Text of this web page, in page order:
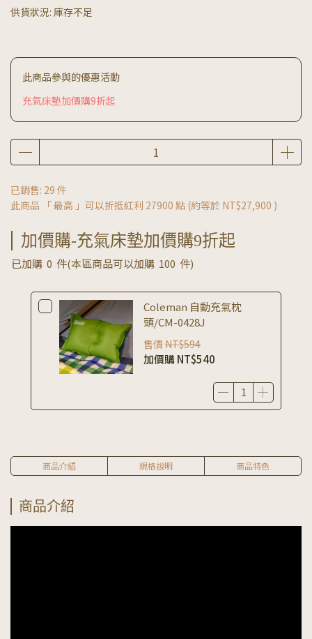
供貨狀況: 庫存不足
此商品參與的優惠活動
充氣床墊加價購9折起
已銷售: 29 件
此商品 「 最高 」可以折抵紅利 27900 點 (約等於 NT$27,900 )
加價購-充氣床墊加價購9折起
已加購 0 件(本區商品可以加購 100 件)
Coleman 自動充氣枕
頭/CM-0428J
售價 NT$594
加價購NT$540
商品介紹 規格說明 商品特色
商品介紹